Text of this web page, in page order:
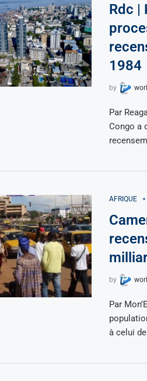
Rdc |
1984
by
Par
Congo a
AFRIQUE
by
Par
à celui